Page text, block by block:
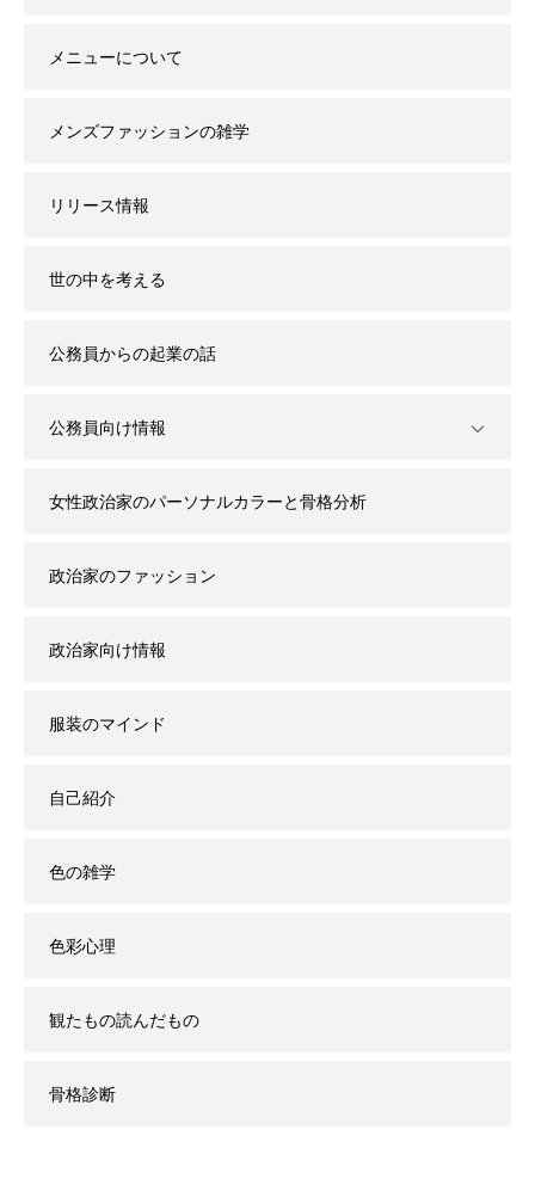
メニューについて
メンズファッションの雑学
リリース情報
世の中を考える
公務員からの起業の話
公務員向け情報
女性政治家のパーソナルカラーと骨格分析
政治家のファッション
政治家向け情報
服装のマインド
自己紹介
色の雑学
色彩心理
観たもの読んだもの
骨格診断